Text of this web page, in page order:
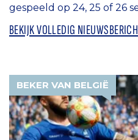
gespeeld op 24, 25 of 26
BEKIJK VOLLEDIG
BEKER VAN BELGIË